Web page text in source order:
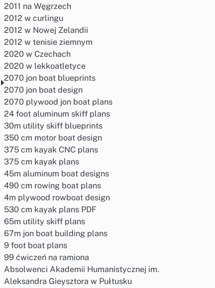
2011 na Węgrzech
2012 w curlingu
2012 w Nowej Zelandii
2012 w tenisie ziemnym
2020 w Czechach
2020 w lekkoatletyce
2070 jon boat blueprints
2070 jon boat design
2070 plywood jon boat plans
24 foot aluminum skiff plans
30m utility skiff blueprints
350 cm motor boat design
375 cm kayak CNC plans
375 cm kayak plans
45m aluminum boat designs
490 cm rowing boat plans
4m plywood rowboat design
530 cm kayak plans PDF
65m utility skiff plans
67m jon boat building plans
9 foot boat plans
99 ćwiczeń na ramiona
Absolwenci Akademii Humanistycznej im.
Aleksandra Gieysztora w Pułtusku